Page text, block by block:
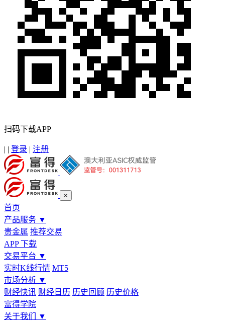
扫码下载APP
| | 登录 | 注册
×
首页
产品服务 ▼
贵金属 推荐交易
APP 下载
交易平台 ▼
实时K线行情 MT5
市场分析 ▼
财经快讯 财经日历 历史回顾 历史价格
富得学院
关于我们
▼